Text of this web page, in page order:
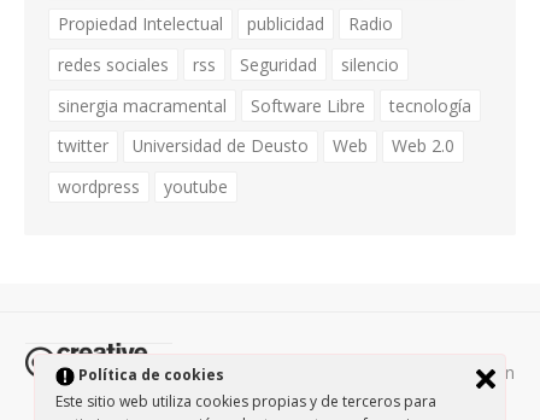
Política de cookies
Este sitio web utiliza cookies propias y de terceros para
Propiedad Intelectual
publicidad
Radio
redes sociales
rss Seguridad
silencio
sinergia macramental
Software Libre
tecnología
twitter
Universidad de Deusto Web
Web 2.0
wordpress
youtube
Todos los contenidos de esta página están
protegidos por la licencia Creative Commons Attribution-